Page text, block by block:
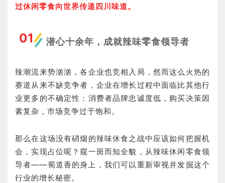
过休闲零食向世界传递四川味道。
01 潜心十余年，成就辣味零食领导者
辣潮流来势汹汹，各企业也竞相入局，然而这么火热的
赛道从来不缺竞争者，企业在增长过程中面临比其他行
业更多的不确定性：消费者品牌忠诚度低，购买决策因
素复杂，市场竞争过于饱和。
那么在这场没有硝烟的辣味休食之战中应该如何把握机
会，实现占位呢？窥一斑而知全貌，从辣味休闲零食领
导者——蜀道香的身上，我们可以重新审视并发掘这个
行业的增长秘密。